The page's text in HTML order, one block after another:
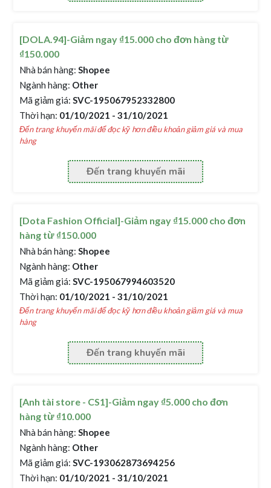
[DOLA.94]-Giảm ngay ₫15.000 cho đơn hàng từ
₫150.000
Nhà bán hàng: Shopee
Ngành hàng: Other
Mã giảm giá: SVC-195067952332800
Thời hạn: 01/10/2021 - 31/10/2021
Đến trang khuyến mãi để đọc kỹ hơn điều khoản giảm giá và mua
hàng
Đến trang khuyến mãi
[Dota Fashion Official]-Giảm ngay ₫15.000 cho đơn
hàng từ ₫150.000
Nhà bán hàng: Shopee
Ngành hàng: Other
Mã giảm giá: SVC-195067994603520
Thời hạn: 01/10/2021 - 31/10/2021
Đến trang khuyến mãi để đọc kỹ hơn điều khoản giảm giá và mua
hàng
Đến trang khuyến mãi
[Anh tài store - CS1]-Giảm ngay ₫5.000 cho đơn
hàng từ ₫10.000
Nhà bán hàng: Shopee
Ngành hàng: Other
Mã giảm giá: SVC-193062873694256
Thời hạn: 01/10/2021 - 31/10/2021